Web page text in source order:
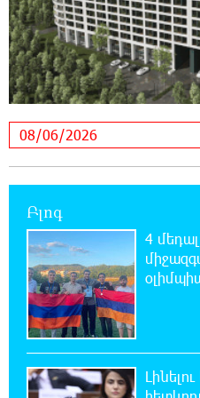
0:20:46 6-08-2026
Իրազեկում․
շչակ
կատակ
Սողոմոնյան
23:50:47 5-08-2026
Օգոստոսի 6-
13-ին
լինելու
23:31:16 5-08-2026
ջուր չի լինելու
Բլոգ
4